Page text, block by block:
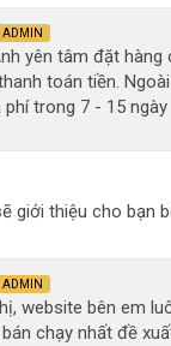
ADMIN
yên tâm đặt hàng
toán tiền.
phí trong 7 - 15 ngày
giới thiệu cho bạn
ADMIN
website bên em
chạy nhất đề